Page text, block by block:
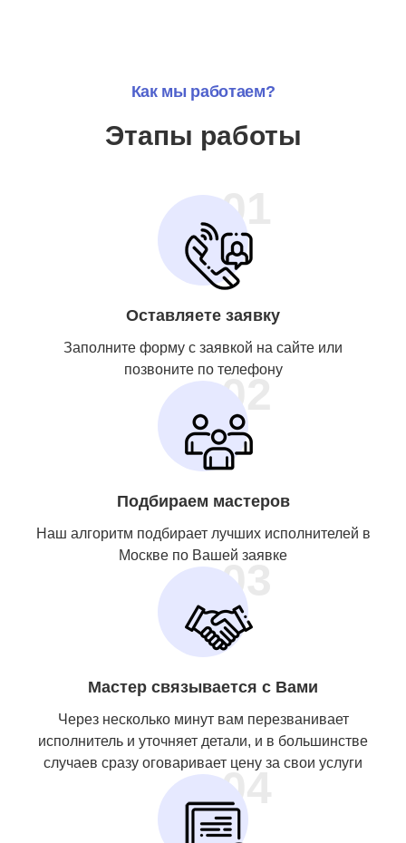
Как мы работаем?
Этапы работы
01
Оставляете заявку
Заполните форму с заявкой на сайте или
позвоните по телефону
02
Подбираем мастеров
Наш алгоритм подбирает лучших исполнителей в
Москве по Вашей заявке
03
Мастер связывается с Вами
Через несколько минут вам перезванивает
исполнитель и уточняет детали, и в большинстве
случаев сразу оговаривает цену за свои услуги
04